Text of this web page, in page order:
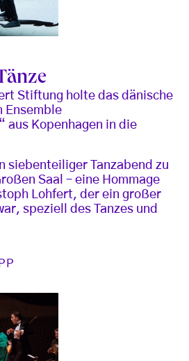
Stiftung holte das dänische
Ensemble
aus Kopenhagen in die
siebenteiliger Tanzabend zu
Saal – eine Hommage
Lohfert, der ein großer
speziell des Tanzes und